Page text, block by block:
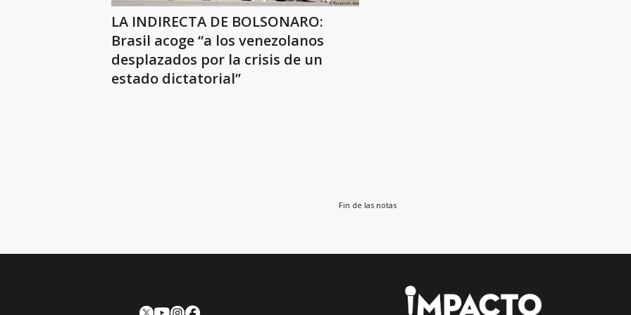
LA INDIRECTA DE BOLSONARO:
Brasil acoge “a los venezolanos
desplazados por la crisis de un
estado dictatorial”
Fin de las notas